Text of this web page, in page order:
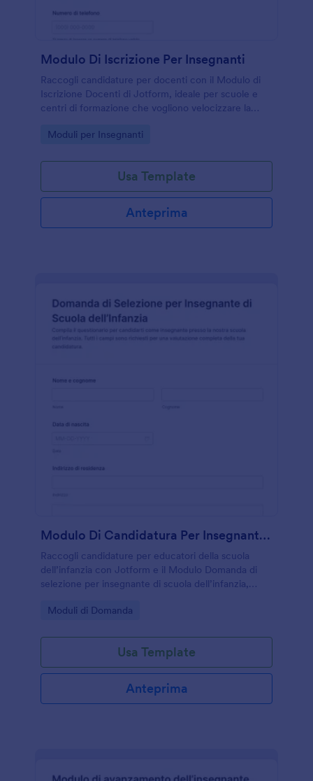
Modulo Di Iscrizione Per Insegnanti
Raccogli candidature per docenti con il Modulo di
Iscrizione Docenti di Jotform, ideale per scuole e
centri di formazione che vogliono velocizzare la
unico flusso.
Go to Category:
Moduli per Insegnanti
Usa Template
Anteprima
Modulo Di Candidatura Per Insegnante Di Scuola Dell'infanzia
Raccogli candidature per educatori della scuola
dell’infanzia con Jotform e il Modulo Domanda di
selezione per insegnante di scuola dell’infanzia,
gestire selezioni e raccolta dati online.
Go to Category:
Moduli di Domanda
Usa Template
Anteprima